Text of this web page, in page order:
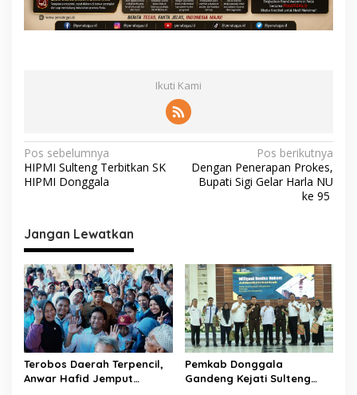
Ikuti Kami
N
a
i
g
a
s
i
p
o
s
Pos sebelumnya
HIPMI Sulteng Terbitkan SK
HIPMI Donggala
Pos berikutnya
Dengan Penerapan Prokes,
Bupati Sigi Gelar Harla NU
ke 95
Jangan Lewatkan
Terobos Daerah Terpencil,
Anwar Hafid Jemput
Pemkab Donggala
Gandeng Kejati Sulteng